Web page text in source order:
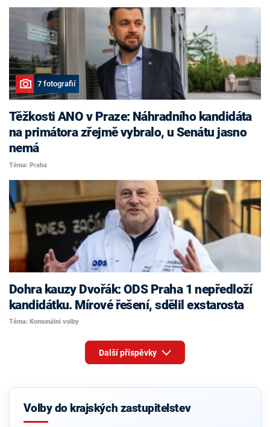
7 fotografií
Těžkosti ANO v Praze: Náhradního kandidáta
na primátora zřejmě vybralo, u Senátu jasno
nemá
Téma: Praha
Dohra kauzy Dvořák: ODS Praha 1 nepředloží
kandidátku. Mírové řešení, sdělil exstarosta
Téma: Komunální volby
Další příspěvky
Volby do krajských zastupitelstev